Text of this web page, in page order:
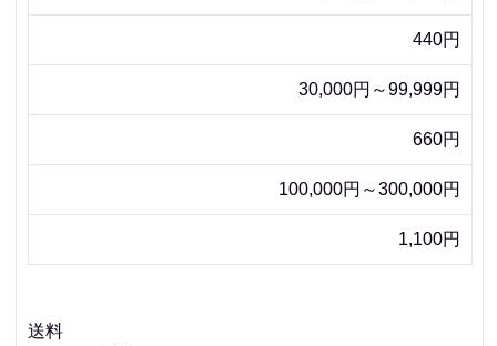
440円
30,000円～99,999円
660円
100,000円～300,000円
1,100円
送料